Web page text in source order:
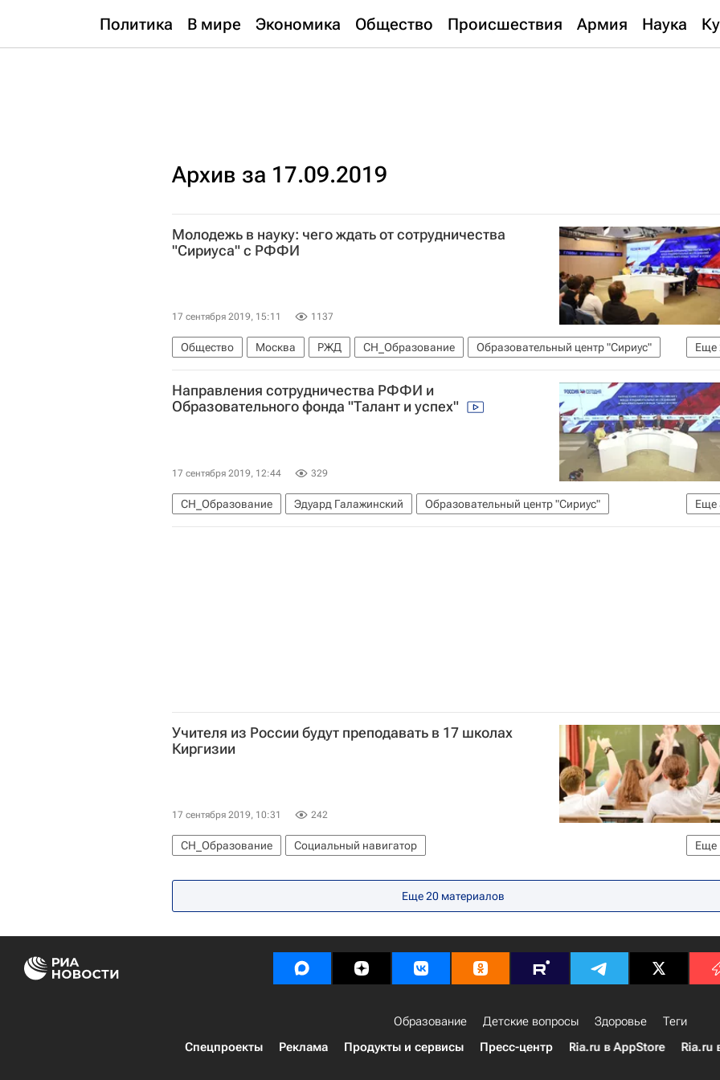
Политика В мире Экономика Общество Происшествия Армия Наука
Архив за 17.09.2019
Молодежь в науку: чего ждать от сотрудничества
"Сириуса" с РФФИ
17 сентября 2019, 15:11 1137
Еще
Общество Москва РЖД СН_Образование
Образовательный центр "Сириус"
Навигатор абитуриента
Россия
Направления сотрудничества РФФИ и
Образовательного фонда "Талант и успех"
17 сентября 2019, 12:44 329
Еще
СН_Образование Эдуард Галажинский
Образовательный центр "Сириус"
Социальный навигатор
Навигатор абитуриента Дмитрий Иванов
Учителя из России будут преподавать в 17 школах
Киргизии
17 сентября 2019, 10:31 242
Еще
СН_Образование
Социальный навигатор
Еще 20 материалов
Образование Детские вопросы Здоровье
Теги
Спецпроекты
Реклама Продукты и сервисы Пресс-центр Ria.ru в AppStore Ria.ru